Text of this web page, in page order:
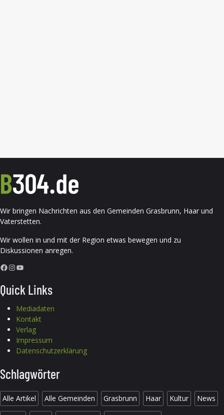
Wir bringen Nachrichten aus den Gemeinden Grasbrunn, Haar und
Vaterstetten.
Wir wollen in und mit der Region etwas bewegen und zu
Diskussionen anregen.
Facebook InstagramYouTube
Quick Links
Mediadaten
Kontakt
Verlag
Impressum
Datenschutzerklärung
Schlagwörter
Alle Artikel Alle Gemeinden Grasbrunn Haar Kultur News